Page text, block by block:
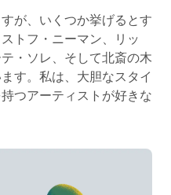
が、いくつか挙げるとす
トフ・ニーマン、リッ
・ソレ、そして北斎の木
す。私は、大胆なスタイ
つアーティストが好きな